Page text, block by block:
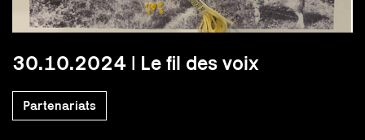
30.10.2024 | Le fil des voix
Partenariats